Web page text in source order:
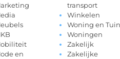
en
transport
Winkelen
Woning en Tuin
Woningen
Zakelijk
Zakelijke